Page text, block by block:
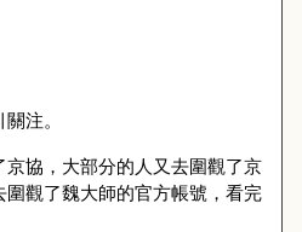
注。
協，大部分的人又去圍觀了京
觀了魏大師的官方帳號，看完